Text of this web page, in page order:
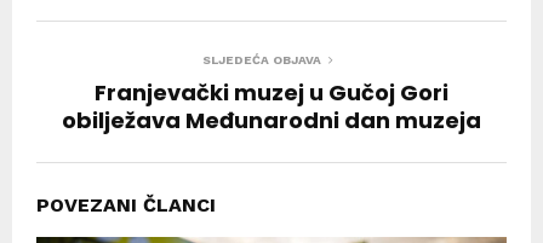
SLJEDEĆA OBJAVA
Franjevački muzej u Gučoj Gori
obilježava Međunarodni dan muzeja
POVEZANI ČLANCI